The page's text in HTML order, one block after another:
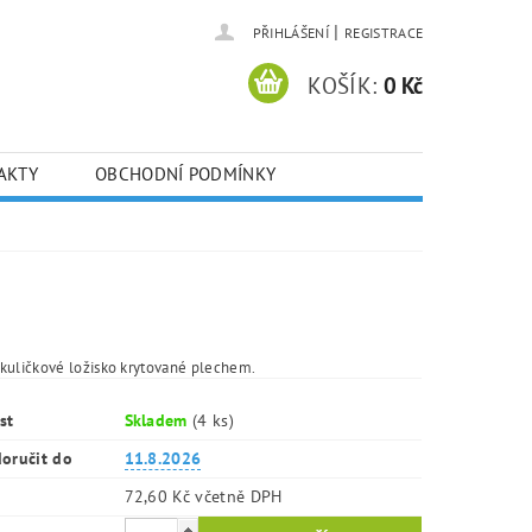
PŘIHLÁŠENÍ | REGISTRACE
KOŠÍK: 0 Kč
OBCHODNÍ PODMÍNKY
ložisko krytované plechem.
Skladem(4 ks)
do
11.8.2026
72,60 Kč včetně DPH